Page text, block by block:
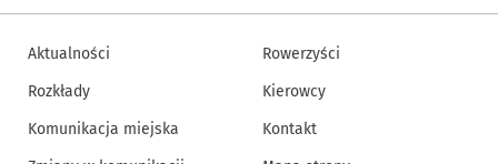
Aktualności
Rozkłady
Komunikacja miejska
Rowerzyści
Kierowcy
Kontakt